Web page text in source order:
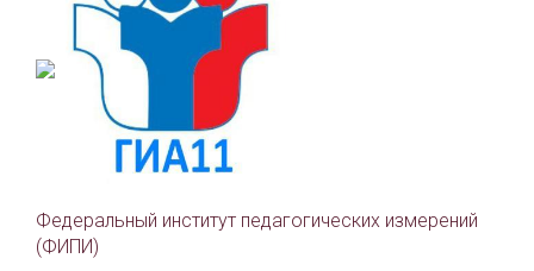
Федеральный институт педагогических измерений
(ФИПИ)